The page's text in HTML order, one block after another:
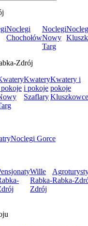
Noclegi
Chochołów
Noclegi
Nowy
Targ
Zdrój
Kwatery
i pokoje
Szaflary
Kwatery i
pokoje
Kluszkowce
Noclegi Gorce
Wille
Rabka-
Zdrój
Rabka-